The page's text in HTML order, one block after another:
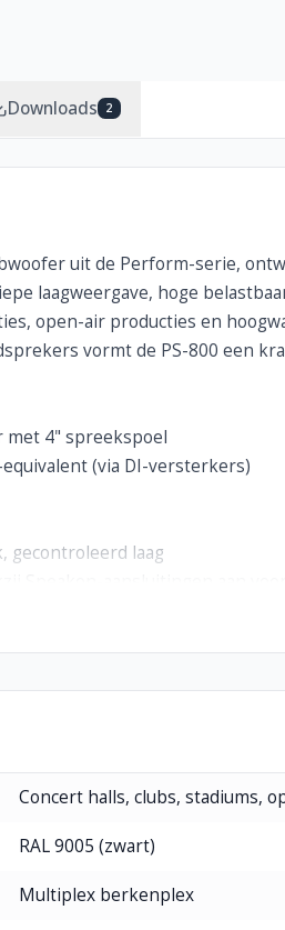
Downloads 2
uit de Perform-serie,
laagweergave, hoge
open-air producties en
vormt de PS-800 een
met 4" spreekspoel
(via DI-versterkers)
gecontroleerd laag
structuurlak of optionele
fired of cardioid sub-arrays
Concert halls, clubs, stadiums,
RAL 9005 (zwart)
Multiplex berkenplex